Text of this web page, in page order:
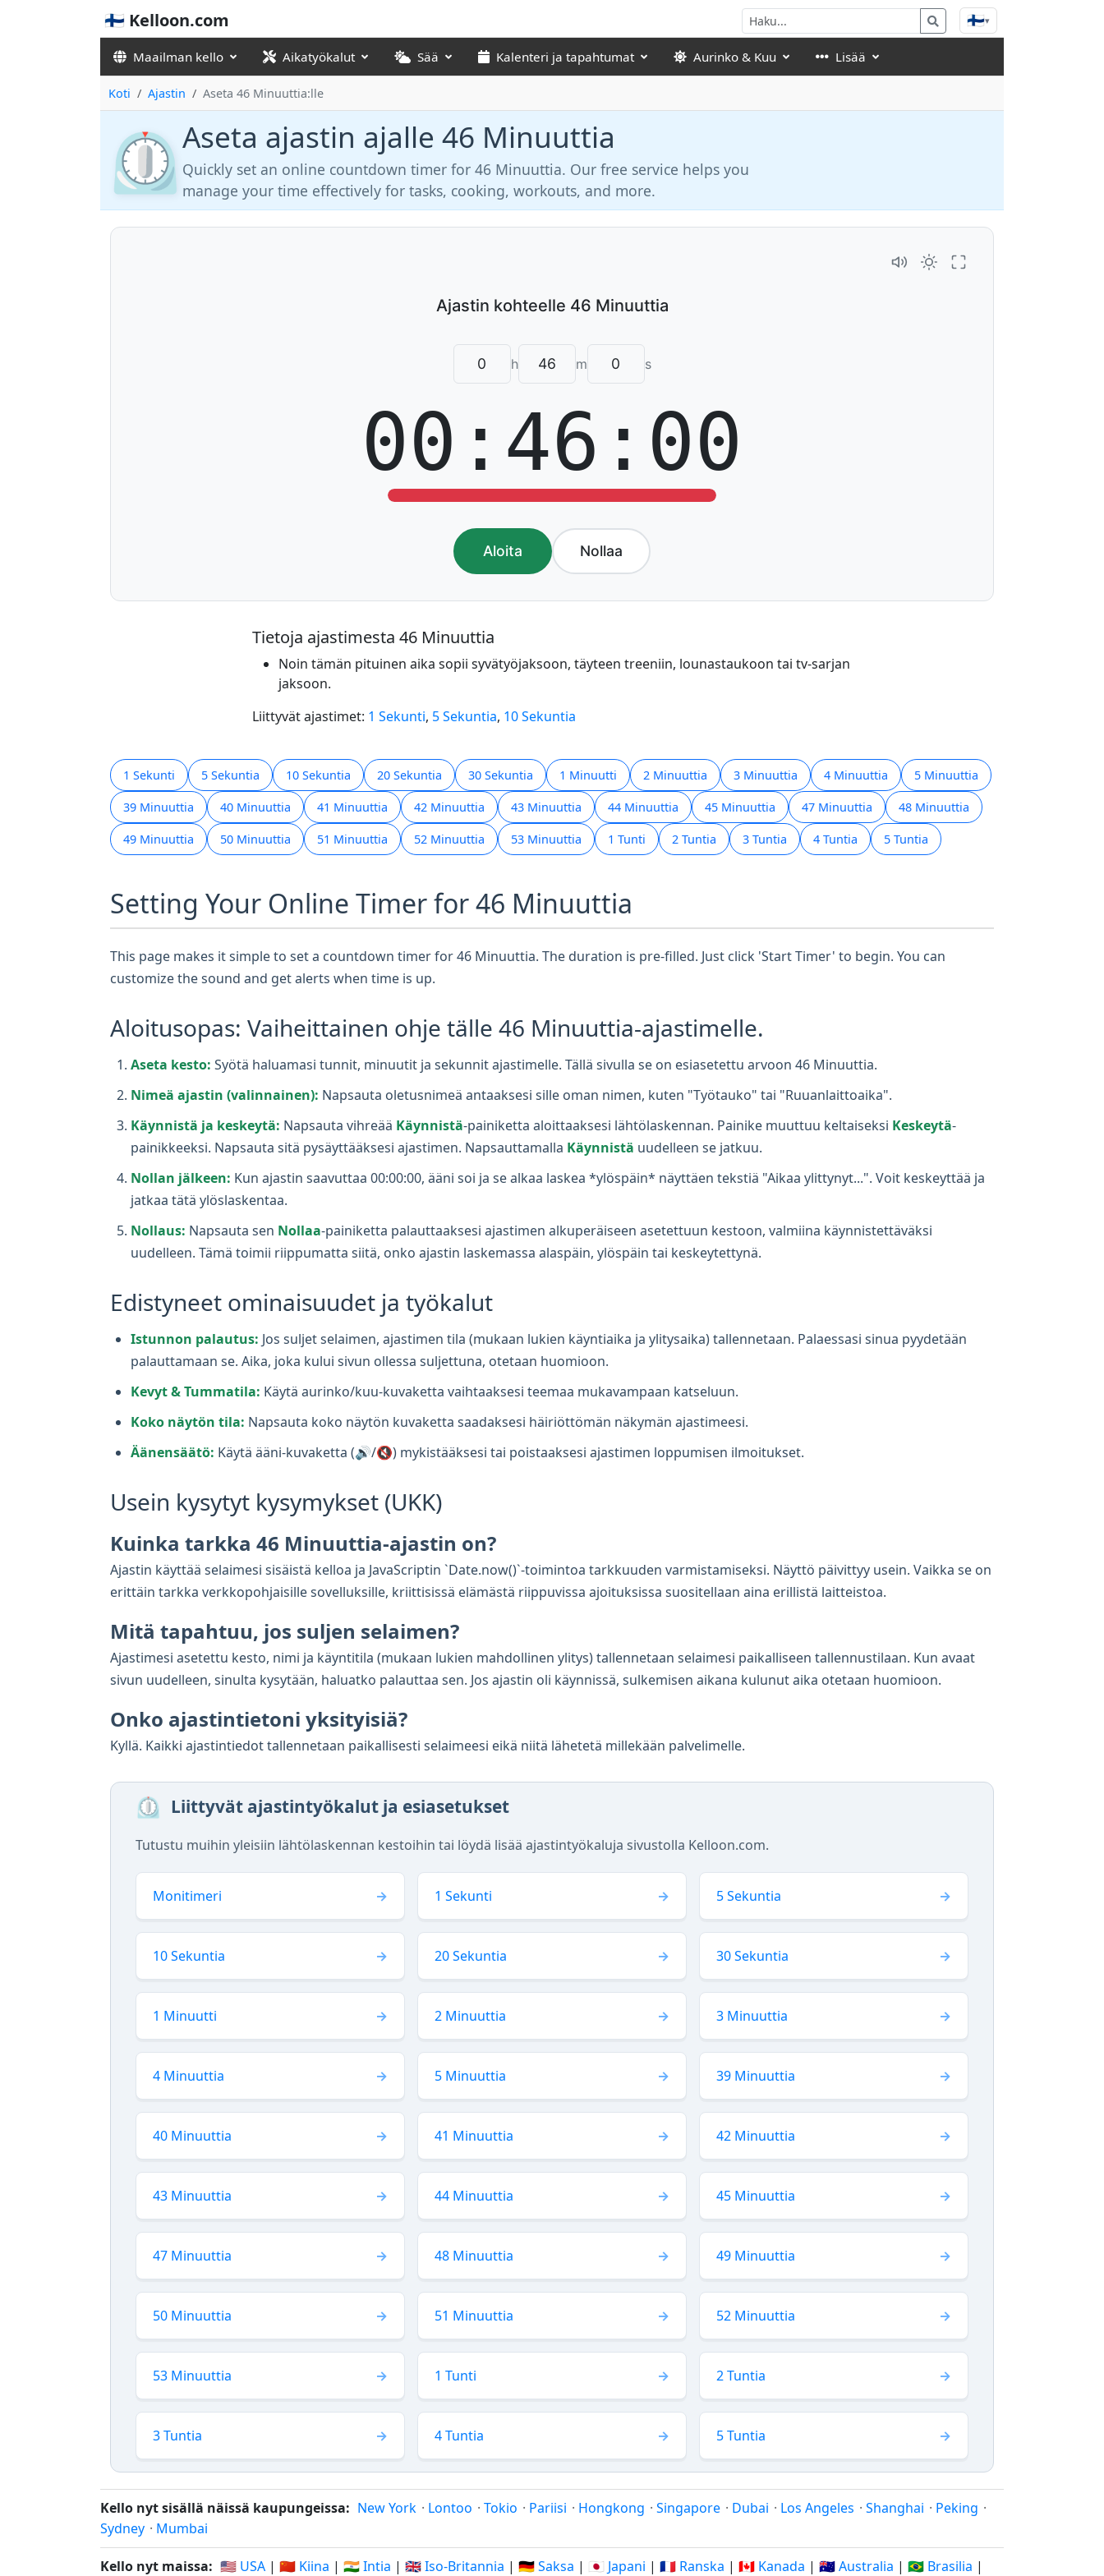
🇫🇮 Kelloon.com 🇫🇮▾
Maailman kello Aikatyökalut Sää Kalenteri ja tapahtumat Aurinko & Kuu Lisää
Koti Ajastin Aseta 46 Minuuttia:lle
⏲️Aseta ajastin ajalle 46 Minuuttia
Quickly set an online countdown timer for 46 Minuuttia. Our free service helps you
manage your time effectively for tasks, cooking, workouts, and more.
h m s
00:46:00
Aloita Nollaa
Tietoja ajastimesta 46 Minuuttia
Noin tämän pituinen aika sopii syvätyöjaksoon, täyteen treeniin, lounastaukoon tai tv-sarjan
jaksoon.
Liittyvät ajastimet: 1 Sekunti, 5 Sekuntia, 10 Sekuntia
1 Sekunti 5 Sekuntia 10 Sekuntia 20 Sekuntia 30 Sekuntia 1 Minuutti 2 Minuuttia 3 Minuuttia 4 Minuuttia 5 Minuuttia
39 Minuuttia 40 Minuuttia 41 Minuuttia 42 Minuuttia 43 Minuuttia 44 Minuuttia 45 Minuuttia 47 Minuuttia 48 Minuuttia
49 Minuuttia 50 Minuuttia 51 Minuuttia 52 Minuuttia 53 Minuuttia 1 Tunti 2 Tuntia 3 Tuntia 4 Tuntia 5 Tuntia
Setting Your Online Timer for 46 Minuuttia
This page makes it simple to set a countdown timer for 46 Minuuttia. The duration is pre-filled. Just click 'Start Timer' to begin. You can
customize the sound and get alerts when time is up.
Aloitusopas: Vaiheittainen ohje tälle 46 Minuuttia-ajastimelle.
Aseta kesto: Syötä haluamasi tunnit, minuutit ja sekunnit ajastimelle. Tällä sivulla se on esiasetettu arvoon 46 Minuuttia.
Nimeä ajastin (valinnainen): Napsauta oletusnimeä antaaksesi sille oman nimen, kuten "Työtauko" tai "Ruuanlaittoaika".
Käynnistä ja keskeytä: Napsauta vihreää Käynnistä-painiketta aloittaaksesi lähtölaskennan. Painike muuttuu keltaiseksi Keskeytä-
painikkeeksi. Napsauta sitä pysäyttääksesi ajastimen. Napsauttamalla Käynnistä uudelleen se jatkuu.
Nollan jälkeen: Kun ajastin saavuttaa 00:00:00, ääni soi ja se alkaa laskea *ylöspäin* näyttäen tekstiä "Aikaa ylittynyt...". Voit keskeyttää ja
jatkaa tätä ylöslaskentaa.
Nollaus: Napsauta sen Nollaa-painiketta palauttaaksesi ajastimen alkuperäiseen asetettuun kestoon, valmiina käynnistettäväksi
uudelleen. Tämä toimii riippumatta siitä, onko ajastin laskemassa alaspäin, ylöspäin tai keskeytettynä.
Edistyneet ominaisuudet ja työkalut
Istunnon palautus: Jos suljet selaimen, ajastimen tila (mukaan lukien käyntiaika ja ylitysaika) tallennetaan. Palaessasi sinua pyydetään
palauttamaan se. Aika, joka kului sivun ollessa suljettuna, otetaan huomioon.
Kevyt & Tummatila: Käytä aurinko/kuu-kuvaketta vaihtaaksesi teemaa mukavampaan katseluun.
Koko näytön tila: Napsauta koko näytön kuvaketta saadaksesi häiriöttömän näkymän ajastimeesi.
Äänensäätö: Käytä ääni-kuvaketta (🔊/🔇) mykistääksesi tai poistaaksesi ajastimen loppumisen ilmoitukset.
Usein kysytyt kysymykset (UKK)
Kuinka tarkka 46 Minuuttia-ajastin on?
Ajastin käyttää selaimesi sisäistä kelloa ja JavaScriptin `Date.now()`-toimintoa tarkkuuden varmistamiseksi. Näyttö päivittyy usein. Vaikka se on
erittäin tarkka verkkopohjaisille sovelluksille, kriittisissä elämästä riippuvissa ajoituksissa suositellaan aina erillistä laitteistoa.
Mitä tapahtuu, jos suljen selaimen?
Ajastimesi asetettu kesto, nimi ja käyntitila (mukaan lukien mahdollinen ylitys) tallennetaan selaimesi paikalliseen tallennustilaan. Kun avaat
sivun uudelleen, sinulta kysytään, haluatko palauttaa sen. Jos ajastin oli käynnissä, sulkemisen aikana kulunut aika otetaan huomioon.
Onko ajastintietoni yksityisiä?
Kyllä. Kaikki ajastintiedot tallennetaan paikallisesti selaimeesi eikä niitä lähetetä millekään palvelimelle.
⏲️ Liittyvät ajastintyökalut ja esiasetukset
Tutustu muihin yleisiin lähtölaskennan kestoihin tai löydä lisää ajastintyökaluja sivustolla Kelloon.com.
Monitimeri 1 Sekunti 5 Sekuntia
10 Sekuntia 20 Sekuntia 30 Sekuntia
1 Minuutti 2 Minuuttia 3 Minuuttia
4 Minuuttia 5 Minuuttia 39 Minuuttia
40 Minuuttia 41 Minuuttia 42 Minuuttia
43 Minuuttia 44 Minuuttia 45 Minuuttia
47 Minuuttia 48 Minuuttia 49 Minuuttia
50 Minuuttia 51 Minuuttia 52 Minuuttia
53 Minuuttia 1 Tunti 2 Tuntia
3 Tuntia 4 Tuntia 5 Tuntia
Kello nyt sisällä näissä kaupungeissa: New York · Lontoo · Tokio · Pariisi · Hongkong · Singapore · Dubai · Los Angeles · Shanghai · Peking ·
Sydney · Mumbai
Kello nyt maissa: 🇺🇸 USA | 🇨🇳 Kiina | 🇮🇳 Intia | 🇬🇧 Iso-Britannia | 🇩🇪 Saksa | 🇯🇵 Japani | 🇫🇷 Ranska | 🇨🇦 Kanada | 🇦🇺 Australia | 🇧🇷 Brasilia |